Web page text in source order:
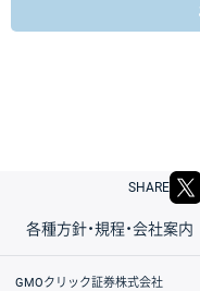
SHARE
各種方針・規程・会社案内
取引規程・約款
サイトマップ
その他のご案内
個人情報保護方針
最良執行方針
サイトのご利用につい
ディスクレイマー
信託保全
リスク説明
会社案内
GMOクリック証券株式会社